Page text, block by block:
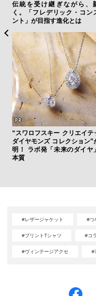
伝統を受け継ぎながら、
く。「フレデリック・コン
ント」が目指す進化とは
“スワロフスキー クリエイテ
ダイヤモンズ コレクション”
明！ ラボ発「未来のダイヤ
本質
#レザージャケット #つ
#プリントTシャツ #コ
#ヴィンテージアクセ